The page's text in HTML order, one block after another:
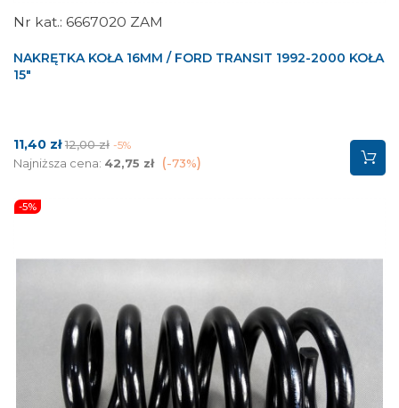
6667020 ZAM
NAKRĘTKA KOŁA 16MM / FORD TRANSIT 1992-2000 KOŁA
15"
Cena
11,40 złCena
podstawowa
12,00 zł -5%
Najniższa cena: 42,75 zł -73%
-5%